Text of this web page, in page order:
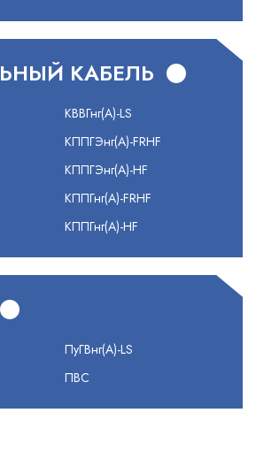
КАБЕЛЬ
КВВГнг(А)-LS
КППГЭнг(А)-FRHF
КППГЭнг(А)-HF
КППГнг(А)-FRHF
КППГнг(А)-HF
ПуГВнг(А)-LS
ПВС